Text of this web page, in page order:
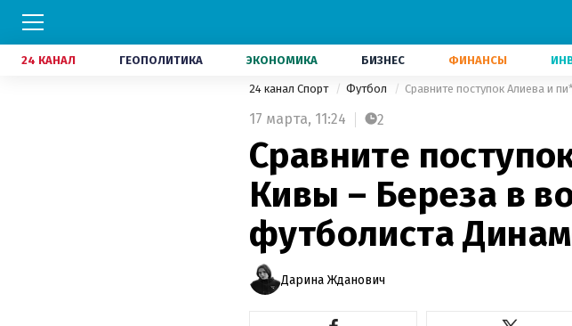
24 КАНАЛ ГЕОПОЛИТИКА ЭКОНОМИКА БИЗНЕС ФИНАНСЫ
24 канал Спорт Футбол Сравните поступок Алиева и
17 марта, 11:24 2
Сравните
Кивы – Береза ​​в
футболиста
Дарина Жданович